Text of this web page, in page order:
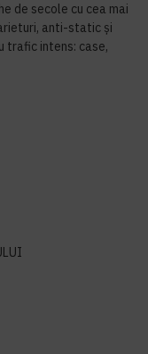
de secole cu cea mai
anti-static şi
trafic intens: case,